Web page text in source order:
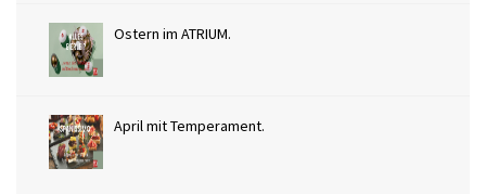
Ostern im ATRIUM.
April mit Temperament.